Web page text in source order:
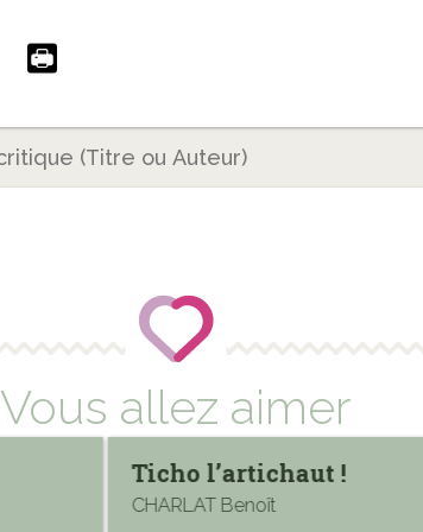
Vous allez aimer
Ticho l’artichaut !
CHARLAT Benoît